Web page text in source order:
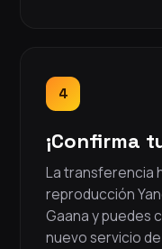
4
¡Confirma
La transferencia
reproducción
Gaana y puedes
nuevo servicio